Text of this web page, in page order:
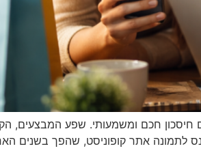
חכם ומשמעותי. שפע המבצעים,
לתמונה אתר קופוניסט, שהפך בשנים